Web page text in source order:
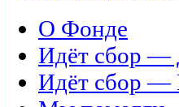
О Фонде
Идёт сбор
Идёт сбор